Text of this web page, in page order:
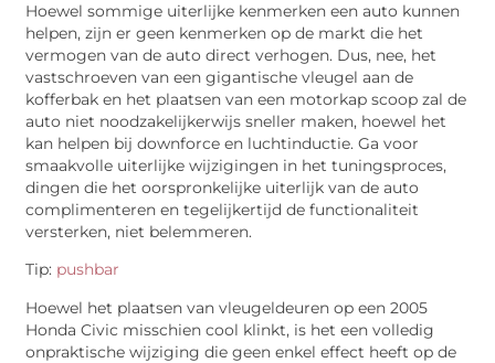
Hoewel sommige uiterlijke kenmerken een auto kunnen
helpen, zijn er geen kenmerken op de markt die het
vermogen van de auto direct verhogen. Dus, nee, het
vastschroeven van een gigantische vleugel aan de
kofferbak en het plaatsen van een motorkap scoop zal de
auto niet noodzakelijkerwijs sneller maken, hoewel het
kan helpen bij downforce en luchtinductie. Ga voor
smaakvolle uiterlijke wijzigingen in het tuningsproces,
dingen die het oorspronkelijke uiterlijk van de auto
complimenteren en tegelijkertijd de functionaliteit
versterken, niet belemmeren.
Tip: pushbar
Hoewel het plaatsen van vleugeldeuren op een 2005
Honda Civic misschien cool klinkt, is het een volledig
onpraktische wijziging die geen enkel effect heeft op de